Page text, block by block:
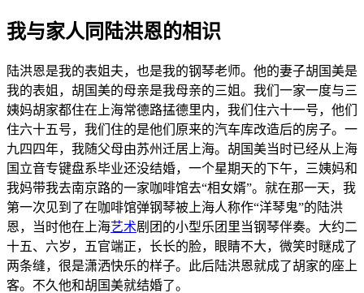
我与家人同陆洪恩的相识
陆洪恩是我的表姐夫，也是我的钢琴老师。他的妻子胡国美是
我的表姐，胡国美的母亲是我母亲的三姐。我们一家一度与三
姨妈胡家都住在上海常德路掹德里内，我们住六十一号，他们
住六十五号，我们住的是他们原来的汽车库改造后的房子。一
九四四年，我随父母由苏州迁居上海。胡国美当时已经从上海
国立音专键盘系毕业还没结婚，一个星期天的下午，三姨妈和
我妈带我去南京路的一家咖啡馆去“相女婿”。就在那一天，我
第一次见到了在咖啡馆弹钢琴被上海人称作“洋琴鬼”的陆洪
恩，当时他在上海艺术剧团的小型乐团里当钢琴伴奏。大约二
十五、六岁，五官端正，长长的脸，眼睛不大，微笑时瞇成了
两条缝，很是潇洒快乐的样子。此后陆洪恩就成了胡家的座上
客。不久他和胡国美就结婚了。